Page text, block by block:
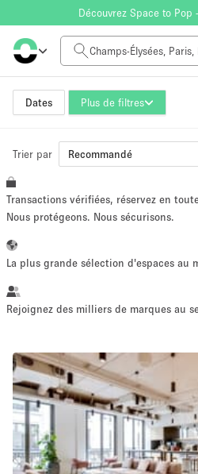
Découvrez Space to
Dates Plus de filtres
Tarif à la journée
0€
Taille de l'espace
~ 13 personnes
Vente au
détail
Showroom
Séance de
photo
Conférence Réunion
Trier par Recommandé
Transactions vérifiées, réservez en
Nous protégeons. Nous sécurisons.
La plus grande sélection d'espaces au
Rejoignez des milliers de marques au